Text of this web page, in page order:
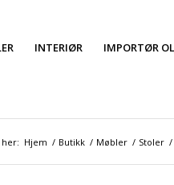
INTERIØR IMPORTØR
Hjem / Butikk / Møbler / Stoler /